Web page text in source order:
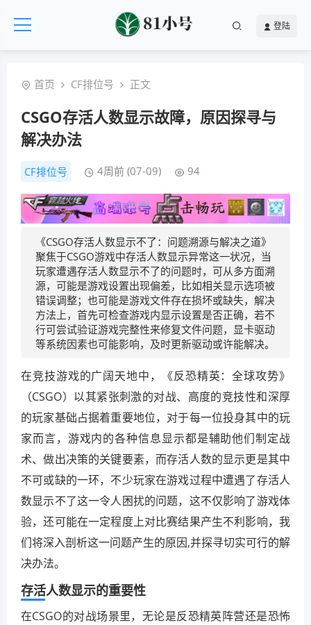
登陆
首页 CF排位号 正文
CSGO存活人数显示故障，原因探寻与
解决办法
CF排位号 4周前 (07-09) 94
《CSGO存活人数显示不了：问题溯源与解决之道》
聚焦于CSGO游戏中存活人数显示异常这一状况，当
玩家遭遇存活人数显示不了的问题时，可从多方面溯
源，可能是游戏设置出现偏差，比如相关显示选项被
错误调整；也可能是游戏文件存在损坏或缺失，解决
方法上，首先可检查游戏内显示设置是否正确，若不
行可尝试验证游戏完整性来修复文件问题，显卡驱动
等系统因素也可能影响，及时更新驱动或许能解决。
在竞技游戏的广阔天地中，《反恐精英：全球攻势》
（CSGO）以其紧张刺激的对战、高度的竞技性和深厚
的玩家基础占据着重要地位，对于每一位投身其中的玩
家而言，游戏内的各种信息显示都是辅助他们制定战
术、做出决策的关键要素，而存活人数的显示更是其中
不可或缺的一环，不少玩家在游戏过程中遭遇了存活人
数显示不了这一令人困扰的问题，这不仅影响了游戏体
验，还可能在一定程度上对比赛结果产生不利影响，我
们将深入剖析这一问题产生的原因,并探寻切实可行的解
决办法。
存活人数显示的重要性
在CSGO的对战场景里，无论是反恐精英阵营还是恐怖